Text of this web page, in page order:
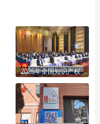
2026年全国知识产权宣传周内蒙古分会场在我市启动